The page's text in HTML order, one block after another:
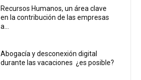
Recursos Humanos, un área clave
en la contribución de las empresas
a...
Abogacía y desconexión digital
durante las vacaciones ¿es posible?